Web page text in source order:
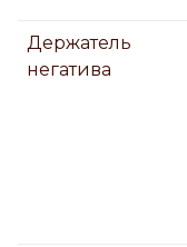
Держатель
негатива